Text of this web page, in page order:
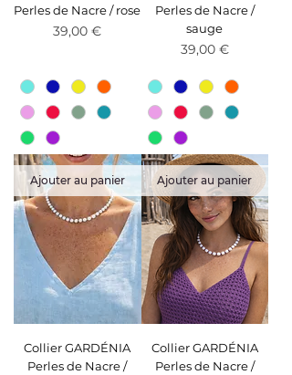
Perles de Nacre / rose
Prix
39,00 €
Perles de Nacre /
sauge
Prix
39,00 €
Ajouter au panier
Collier GARDÉNIA
Perles de Nacre /
Ajouter au panier
Collier GARDÉNIA
Perles de Nacre /